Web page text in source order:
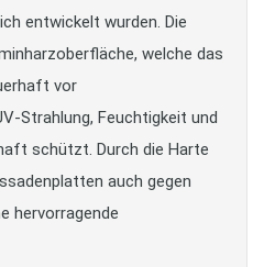
entwickelt wurden. Die
welche das
vor
Strahlung, Feuchtigkeit und
schützt. Durch die Harte
auch gegen
hervorragende